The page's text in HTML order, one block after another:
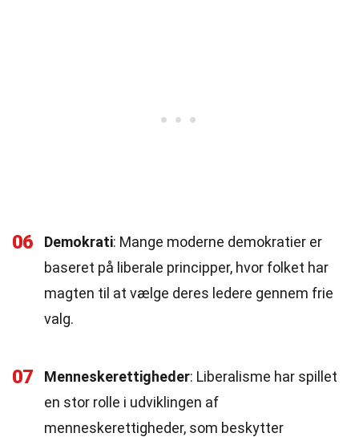
06 Demokrati: Mange moderne demokratier er
baseret på liberale principper, hvor folket har
magten til at vælge deres ledere gennem frie
valg.
07 Menneskerettigheder: Liberalisme har spillet
en stor rolle i udviklingen af
menneskerettigheder, som beskytter